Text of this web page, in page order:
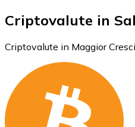
Criptovalute in
Criptovalute in Maggior